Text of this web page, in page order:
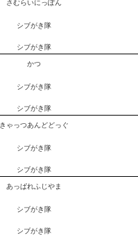
シブがき隊
シブがき隊
かつ
シブがき隊
シブがき隊
きゃっつあんどどっぐ
シブがき隊
シブがき隊
あっぱれふじやま
シブがき隊
シブがき隊